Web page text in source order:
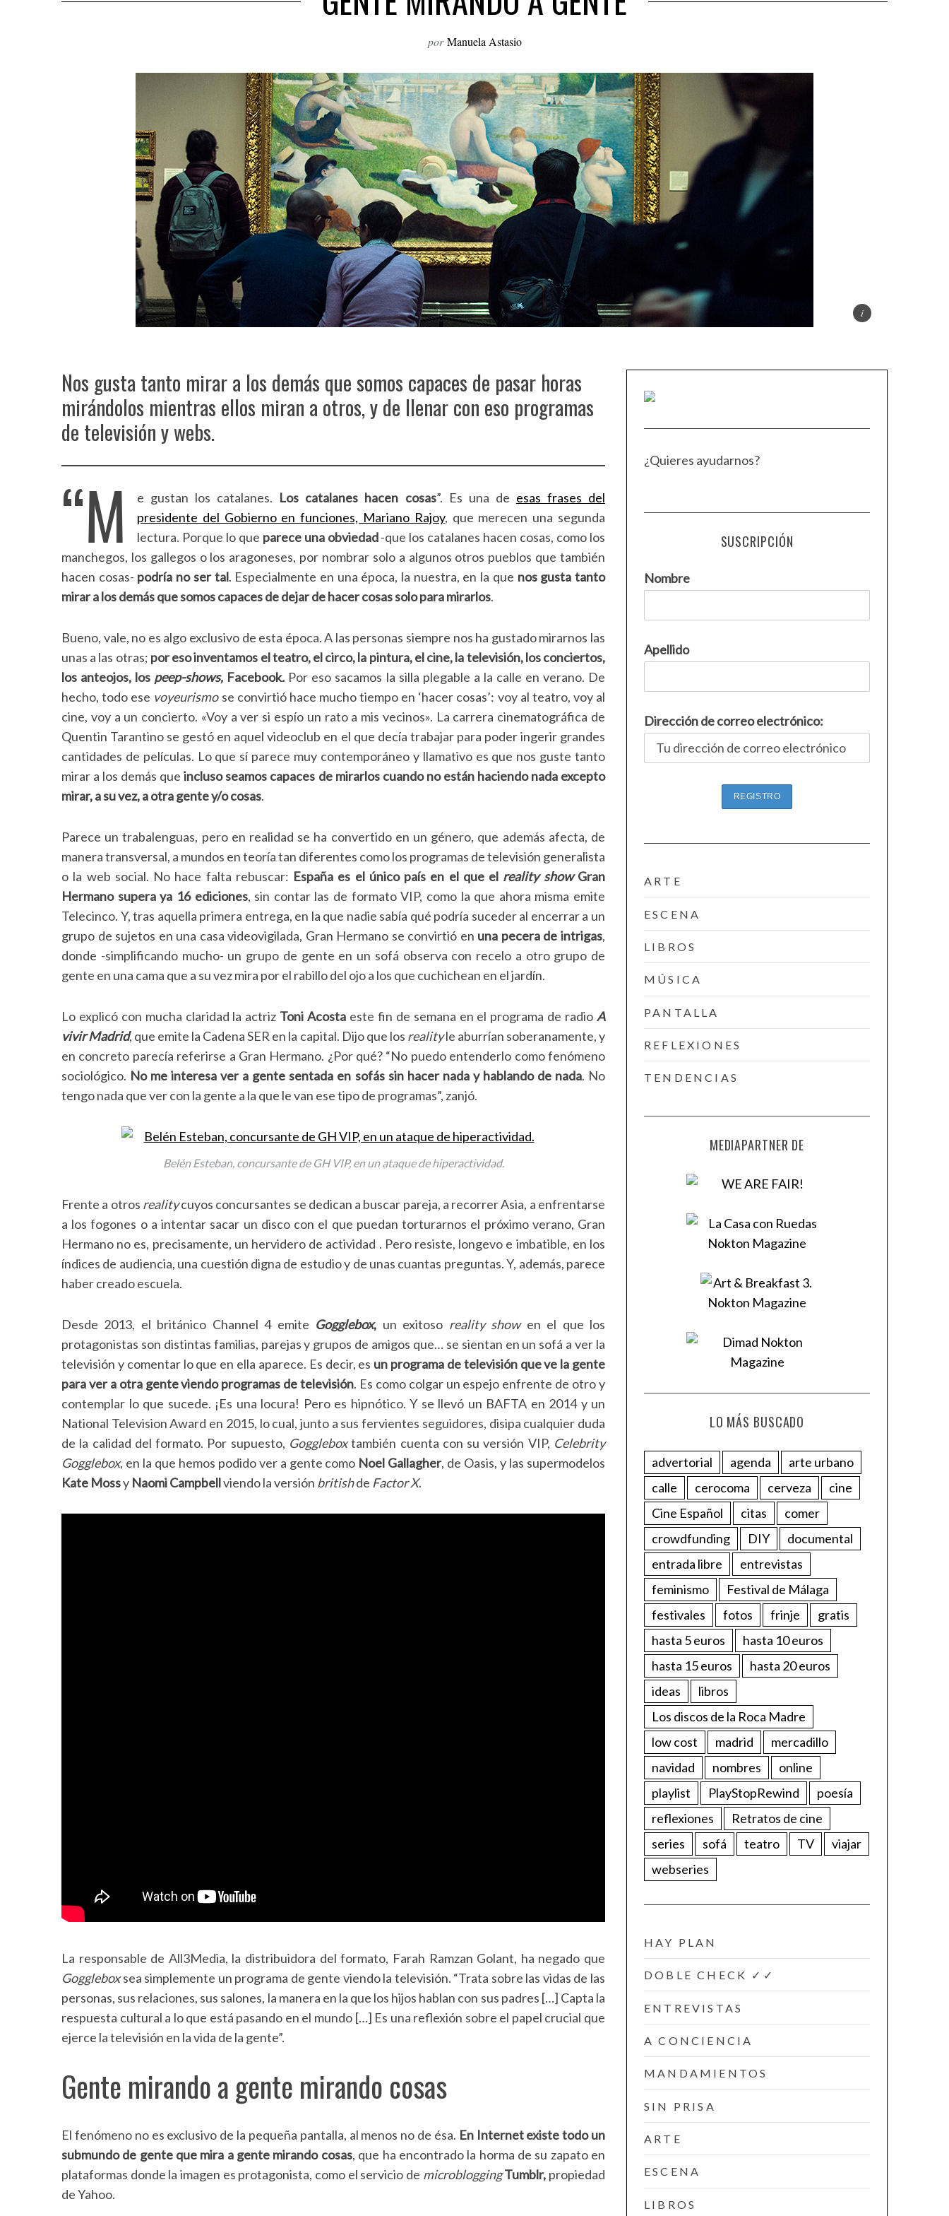
por Manuela Astasio
Nos gusta tanto mirar a los demás que somos capaces de pasar horas
mirándolos mientras ellos miran a otros, y de llenar con eso programas
de televisión y webs.
“M e gustan los catalanes. Los catalanes hacen cosas”. Es una de esas frases del
presidente del Gobierno en funciones, Mariano Rajoy, que merecen una segunda
lectura. Porque lo que parece una obviedad-que los catalanes hacen cosas, como los
manchegos, los gallegos o los aragoneses, por nombrar solo a algunos otros pueblos que también
hacen cosas- podría no ser tal. Especialmente en una época, la nuestra, en la que nos gusta tanto
mirar a los demás que somos capaces de dejar de hacer cosas solo para mirarlos.
Bueno, vale, no es algo exclusivo de esta época. A las personas siempre nos ha gustado mirarnos las
unas a las otras; por eso inventamos el teatro, el circo, la pintura, el cine, la televisión, los conciertos,
los anteojos, los peep-shows, Facebook. Por eso sacamos la silla plegable a la calle en verano. De
hecho, todo ese voyeurismo se convirtió hace mucho tiempo en ‘hacer cosas’: voy al teatro, voy al
cine, voy a un concierto. «Voy a ver si espío un rato a mis vecinos». La carrera cinematográfica de
Quentin Tarantino se gestó en aquel videoclub en el que decía trabajar para poder ingerir grandes
cantidades de películas. Lo que sí parece muy contemporáneo y llamativo es que nos guste tanto
mirar a los demás queincluso seamos capaces de mirarlos cuando no están haciendo nada excepto
mirar, a su vez, a otra gente y/o cosas.
Parece un trabalenguas, pero en realidad se ha convertido en un género, que además afecta, de
manera transversal, a mundos en teoría tan diferentes como los programas de televisión generalista
o la web social. No hace falta rebuscar: España es el único país en el que el reality showGran
Hermano supera ya 16 ediciones, sin contar las de formato VIP, como la que ahora misma emite
Telecinco. Y, tras aquella primera entrega, en la que nadie sabía qué podría suceder al encerrar a un
grupo de sujetos en una casa videovigilada, Gran Hermano se convirtió en una pecera de intrigas,
donde -simplificando mucho- un grupo de gente en un sofá observa con recelo a otro grupo de
gente en una cama que a su vez mira por el rabillo del ojo a los que cuchichean en el jardín.
Lo explicó con mucha claridad la actriz Toni Acosta este fin de semana en el programa de radioA
vivir Madrid, que emite la Cadena SER en la capital. Dijo que los realityle aburrían soberanamente, y
en concreto parecía referirse a Gran Hermano. ¿Por qué? “No puedo entenderlo como fenómeno
sociológico. No me interesa ver a gente sentada en sofás sin hacer nada y hablando de nada. No
tengo nada que ver con la gente a la que le van ese tipo de programas”, zanjó.
Belén Esteban, concursante de GH VIP, en un ataque de hiperactividad.
Frente a otros realitycuyos concursantes se dedican a buscar pareja, a recorrer Asia, a enfrentarse
a los fogones o a intentar sacar un disco con el que puedan torturarnos el próximo verano, Gran
Hermano no es, precisamente, un hervidero de actividad . Pero resiste, longevo e imbatible, en los
índices de audiencia, una cuestión digna de estudio y de unas cuantas preguntas. Y, además, parece
haber creado escuela.
Desde 2013, el británico Channel 4 emite Gogglebox, un exitoso reality showen el que los
protagonistas son distintas familias, parejas y grupos de amigos que… se sientan en un sofá a ver la
televisión y comentar lo que en ella aparece. Es decir, es un programa de televisión que ve la gente
para ver a otra gente viendo programas de televisión. Es como colgar un espejo enfrente de otro y
contemplar lo que sucede. ¡Es una locura! Pero es hipnótico. Y se llevó un BAFTA en 2014 y un
National Television Award en 2015, lo cual, junto a sus fervientes seguidores, disipa cualquier duda
de la calidad del formato. Por supuesto, Goggleboxtambién cuenta con su versión VIP, Celebrity
Gogglebox, en la que hemos podido ver a gente como Noel Gallagher, de Oasis, y las supermodelos
Kate Mossy Naomi Campbellviendo la versión britishde Factor X.
La responsable de All3Media, la distribuidora del formato, Farah Ramzan Golant, ha negado que
Goggleboxsea simplemente un programa de gente viendo la televisión. “Trata sobre las vidas de las
personas, sus relaciones, sus salones, la manera en la que los hijos hablan con sus padres […] Capta la
respuesta cultural a lo que está pasando en el mundo […] Es una reflexión sobre el papel crucial que
ejerce la televisión en la vida de la gente”.
Gente mirando a gente mirando cosas
El fenómeno no es exclusivo de la pequeña pantalla, al menos no de ésa. En Internet existe todo un
submundo de gente que mira a gente mirando cosas, que ha encontrado la horma de su zapato en
plataformas donde la imagen es protagonista, como el servicio de microbloggingTumblr, propiedad
de Yahoo.
¿Quieres ayudarnos?
SUSCRIPCIÓN
Nombre
Apellido
Dirección de correo electrónico:
ARTE
ESCENA
LIBROS
MÚSICA
PANTALLA
REFLEXIONES
TENDENCIAS
MEDIAPARTNER DE
LO MÁS BUSCADO
advertorial agenda
arte urbano
calle
cerocoma cerveza
cine
Cine Español
citas
comer
crowdfunding
DIY
documental
entrada libre
entrevistas
feminismo
Festival de Málaga
festivales
fotos frinje
gratis
hasta 5 euros
hasta 10 euros
hasta 15 euros
hasta 20 euros
ideas
libros
Los discos de la Roca Madre
low cost
madrid
mercadillo
navidad
nombres
online
playlist
PlayStopRewind
poesía
reflexiones
Retratos de cine
series
sofá teatro TV
viajar
webseries
HAY PLAN
DOBLE CHECK ✓✓
ENTREVISTAS
A CONCIENCIA
MANDAMIENTOS
SIN PRISA
ARTE
ESCENA
LIBROS
S
e
a
c
h
o